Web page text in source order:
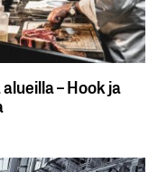
– Hook ja